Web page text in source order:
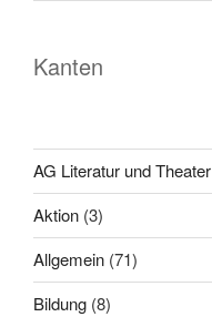
Kanten
AG Literatur und Theater
Aktion (3)
Allgemein (71)
Bildung (8)